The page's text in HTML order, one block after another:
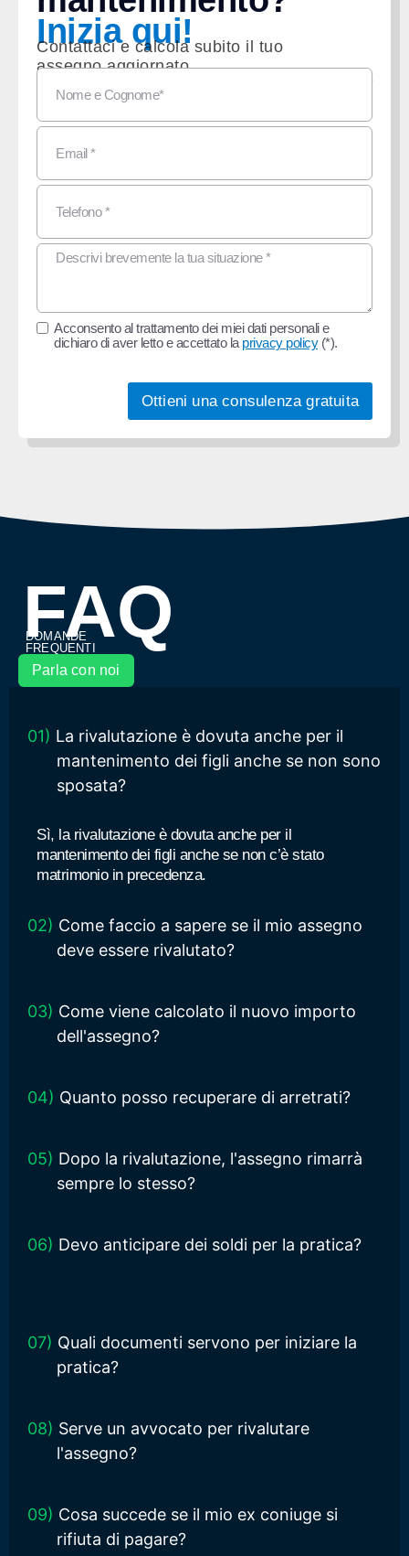
Inizia qui!
Contattaci e calcola subito il tuo
assegno aggiornato.
La consulenza è gratuita
Acconsento al trattamento dei miei dati personali e
dichiaro di aver letto e accettato la privacy policy(*).
Ottieni una consulenza gratuita
FAQ
DOMANDE
FREQUENTI
Parla con noi
01) La rivalutazione è dovuta anche per il
mantenimento dei figli anche se non sono
sposata?
Sì, la rivalutazione è dovuta anche per il
mantenimento dei figli anche se non c’è stato
matrimonio in precedenza.
02) Come faccio a sapere se il mio assegno
deve essere rivalutato?
03) Come viene calcolato il nuovo importo
dell'assegno?
04) Quanto posso recuperare di arretrati?
05) Dopo la rivalutazione, l'assegno rimarrà
sempre lo stesso?
06) Devo anticipare dei soldi per la pratica?
07) Quali documenti servono per iniziare la
pratica?
08) Serve un avvocato per rivalutare
l'assegno?
09) Cosa succede se il mio ex coniuge si
rifiuta di pagare?